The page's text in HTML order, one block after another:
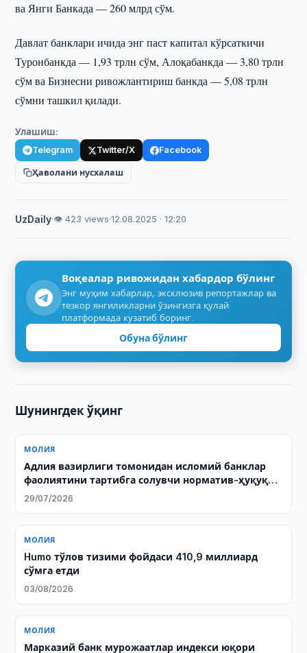
ва Янги Банкада — 260 млрд сўм.
Давлат банклари ичида энг паст капитал кўрсаткичи
Туронбанкда — 1,93 трлн сўм, Алоқабанкда — 3,80 трлн
сўм ва Бизнесни ривожлантириш банкда — 5,08 трлн
сўмни ташкил қилади.
Улашиш:
Telegram Twitter/X Facebook
Ҳаволани нусхалаш
UzDaily·👁 423 views·12.08.2025 · 12:20
Воқеалар ривожидан хабардор бўлинг
Энг муҳим хабарлар, эксклюзив репортажлар ва
тезкор янгиликларни ўзингизга қулай
платформада кузатиб боринг.
Обуна бўлинг
Шунингдек ўқинг
МОЛИЯ
Адлия вазирлиги томонидан исломий банклар
фаолиятини тартибга солувчи норматив-ҳуқуқий
ҳужжатлар давлат рўйхатидан ўтказилди
29/07/2026
МОЛИЯ
Humo тўлов тизими фойдаси 410,9 миллиард
сўмга етди
03/08/2026
МОЛИЯ
Марказий банк мурожаатлар индекси юқори